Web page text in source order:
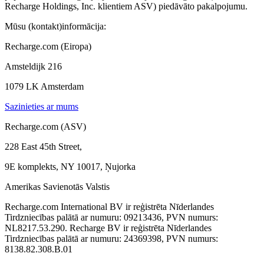
Recharge Holdings, Inc. klientiem ASV) piedāvāto pakalpojumu.
Mūsu (kontakt)informācija:
Recharge.com (Eiropa)
Amsteldijk 216
1079 LK Amsterdam
Sazinieties ar mums
Recharge.com (ASV)
228 East 45th Street,
9E komplekts, NY 10017, Ņujorka
Amerikas Savienotās Valstis
Recharge.com International BV ir reģistrēta Nīderlandes
Tirdzniecības palātā ar numuru: 09213436, PVN numurs:
NL8217.53.290. Recharge BV ir reģistrēta Nīderlandes
Tirdzniecības palātā ar numuru: 24369398, PVN numurs:
8138.82.308.B.01